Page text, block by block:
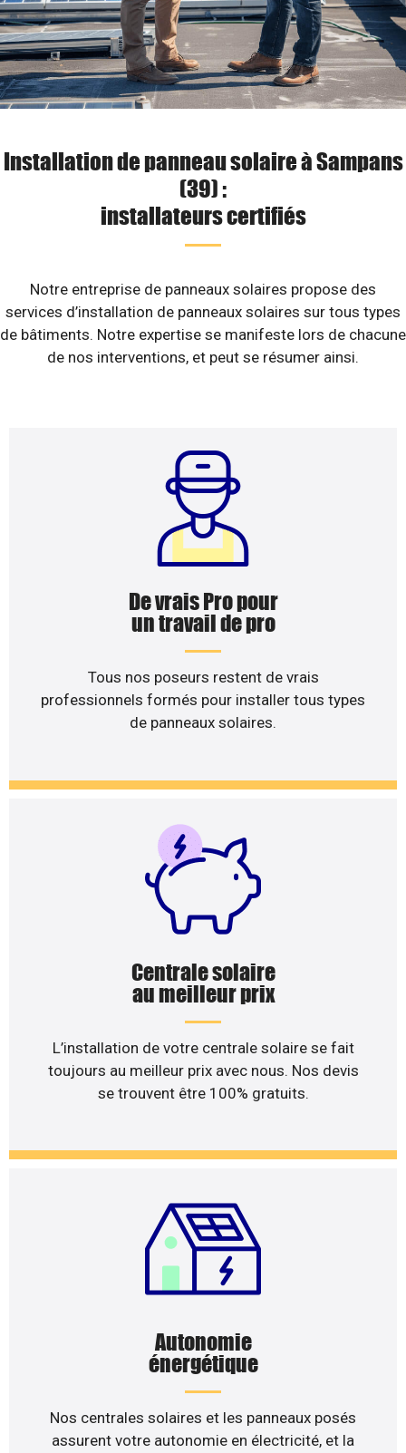
Installation de panneau solaire à Sampans
(39) :
installateurs certifiés
Notre entreprise de panneaux solaires propose des
services d’installation de panneaux solaires sur tous types
de bâtiments. Notre expertise se manifeste lors de chacune
de nos interventions, et peut se résumer ainsi.
De vrais Pro pour
un travail de pro
Tous nos poseurs restent de vrais
professionnels formés pour installer tous types
de panneaux solaires.
Centrale solaire
au meilleur prix
L’installation de votre centrale solaire se fait
toujours au meilleur prix avec nous. Nos devis
se trouvent être 100% gratuits.
Autonomie
énergétique
Nos centrales solaires et les panneaux posés
assurent votre autonomie en électricité, et la